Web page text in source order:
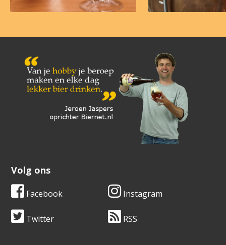
Volg ons
Facebook Instagram
Twitter RSS